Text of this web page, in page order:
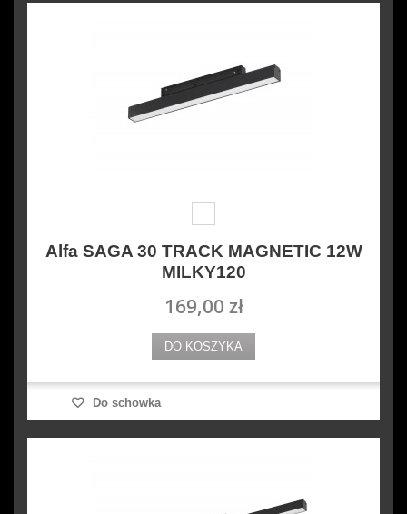
Alfa SAGA 30 TRACK MAGNETIC 12W
MILKY120
169,00 zł
DO KOSZYKA
Do schowka